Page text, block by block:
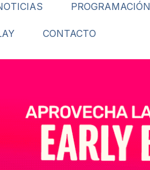
PROGRAMACIÓN
CONTACTO